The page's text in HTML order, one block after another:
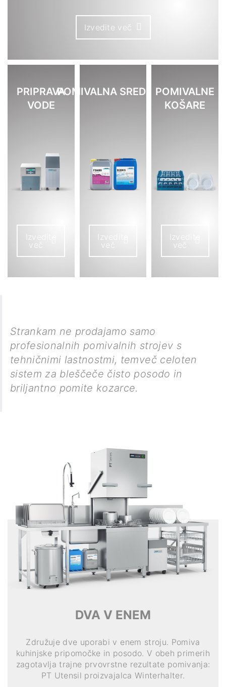
Izvedite več
PRIPRAVA
VODE
Izvedite
več
POMIVALNA SREDSTVA
Izvedite
več
POMIVALNE
KOŠARE
Izvedite
več
Strankam ne prodajamo samo
profesionalnih pomivalnih strojev s
tehničnimi lastnostmi, temveč celoten
sistem za bleščeče čisto posodo in
briljantno pomite kozarce.
DVA V ENEM
Združuje dve uporabi v enem stroju. Pomiva
kuhinjske pripomočke in posodo. V obeh primerih
zagotavlja trajne prvovrstne rezultate pomivanja:
PT Utensil proizvajalca Winterhalter.